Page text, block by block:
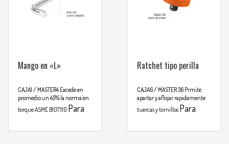
Mango en «L»
CAJA1 / MASTER4 Excede en
promedio un 45% la norma en
torque ASME B107.110 Para
Ratchet tipo perilla
CAJA6 / MASTER 36 Prmite
apartar y aflojar rapidamente
tuercas y tornillos Para